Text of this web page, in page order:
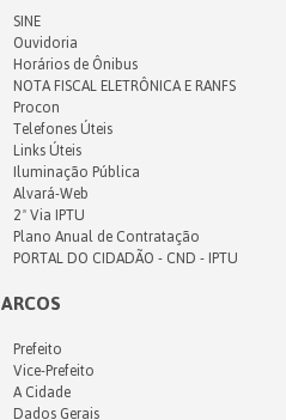
SINE
Ouvidoria
Horários de Ônibus
NOTA FISCAL ELETRÔNICA E RANFS
Procon
Telefones Úteis
Links Úteis
Iluminação Pública
Alvará-Web
2ª Via IPTU
Plano Anual de Contratação
PORTAL DO CIDADÃO - CND - IPTU
ARCOS
Prefeito
Vice-Prefeito
A Cidade
Dados Gerais